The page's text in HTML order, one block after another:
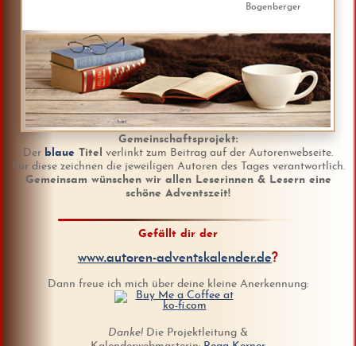
Bogenberger
Gemeinschaftsprojekt:
Der blaue Titel
verlinkt zum Beitrag auf der Autorenwebseite.
Für diese zeichnen die jeweiligen Autoren des Tages verantwortlich.
Gemeinsam wünschen wir allen Leserinnen & Lesern eine
schöne Adventszeit!
Gefällt dir der
www.autoren-adventskalender.de?
Dann freue ich mich über deine kleine Anerkennung:
Danke! Die Projektleitung &